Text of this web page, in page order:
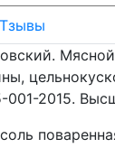
2015.